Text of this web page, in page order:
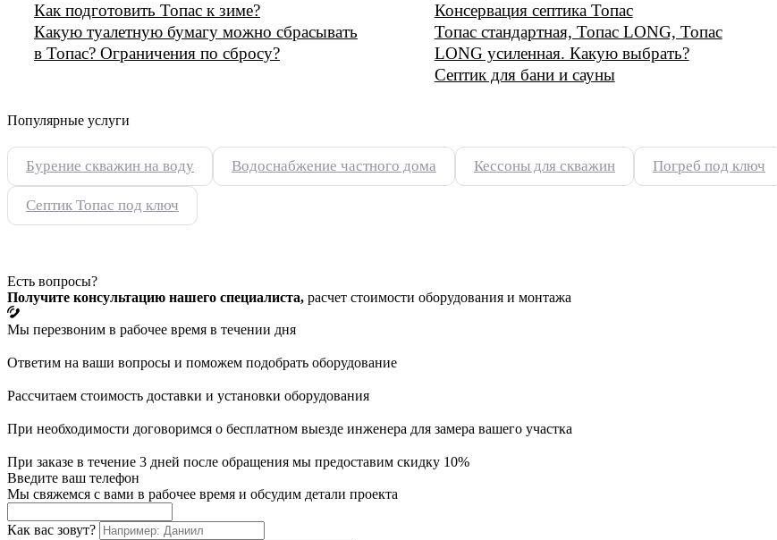
Как подготовить Топас к зиме?
Какую туалетную бумагу можно сбрасывать
в Топас? Ограничения по сбросу?
Консервация септика Топас
Топас стандартная, Топас LONG, Топас
LONG усиленная. Какую выбрать?
Септик для бани и сауны
Популярные услуги
Бурение скважин на воду Водоснабжение частного дома Кессоны для скважин Погреб под ключ
Септик Топас под ключ
Есть вопросы?
Получите консультацию нашего специалиста, расчет стоимости оборудования и монтажа
Мы перезвоним в рабочее время в течении дня
Ответим на ваши вопросы и поможем подобрать оборудование
Рассчитаем стоимость доставки и установки оборудования
При необходимости договоримся о бесплатном выезде инженера для замера вашего участка
При заказе в течение 3 дней после обращения мы предоставим скидку 10%
Введите ваш телефон
Мы свяжемся с вами в рабочее время и обсудим детали проекта
Как вас зовут?